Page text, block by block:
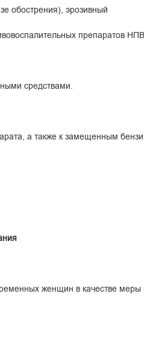
обострения), эрозивный
препаратов
средствами.
а также к замещенным
женщин в качестве